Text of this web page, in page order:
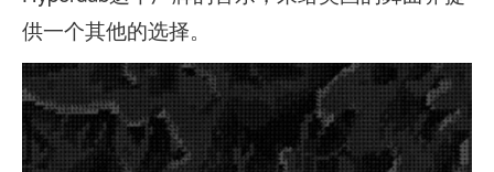
供一个其他的选择。